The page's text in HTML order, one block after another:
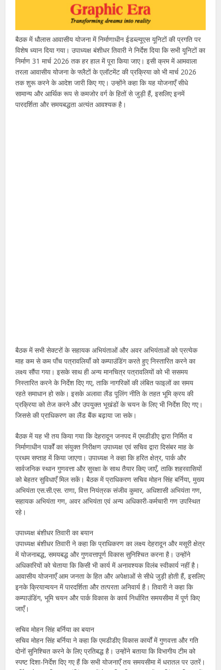
बैठक में धौलास आवासीय योजना में निर्माणाधीन ईडब्ल्यूएस यूनिटों की प्रगति पर
विशेष ध्यान दिया गया। उपाध्यक्ष बंशीधर तिवारी ने निर्देश दिया कि सभी यूनिटों का
निर्माण 31 मार्च 2026 तक हर हाल में पूरा किया जाए। इसी क्रम में आमवाला
तरला आवासीय योजना के फ्लैटों के एलॉटमेंट की प्रक्रिया को भी मार्च 2026
तक शुरू करने के आदेश जारी किए गए। उन्होंने कहा कि यह योजनाएँ सीधे
सामान्य और आर्थिक रूप से कमजोर वर्ग के हितों से जुड़ी हैं, इसलिए इनमें
पारदर्शिता और समयबद्धता अत्यंत आवश्यक है।
बैठक में सभी सेक्टरों के सहायक अभियंताओं और अवर अभियंताओं को प्रत्येक
माह कम से कम पाँच पत्रावलियाँ को कम्पाउंडिंग करते हुए निस्तारित करने का
लक्ष्य सौंपा गया। इसके साथ ही अन्य मानचित्र पत्रावलियों को भी ससमय
निस्तारित करने के निर्देश दिए गए, ताकि नागरिकों की लंबित फाइलों का समय
रहते समाधान हो सके। इसके अलावा लैंड पूलिंग नीति के तहत भूमि क्रय की
प्रक्रिया को तेज करने और उपयुक्त भूखंडों के चयन के लिए भी निर्देश दिए गए।
जिससे की प्राधिकरण का लैंड बैंक बढ़ाया जा सके।
बैठक में यह भी तय किया गया कि देहरादून जनपद में एमडीडीए द्वारा निर्मित व
निर्माणाधीन पार्कों का संयुक्त निरीक्षण उपाध्यक्ष एवं सचिव द्वारा दिसंबर माह के
प्रथम सप्ताह में किया जाएगा। उपाध्यक्ष ने कहा कि हरित क्षेत्र, पार्क और
सार्वजनिक स्थान गुणवत्ता और सुरक्षा के साथ तैयार किए जाएँ, ताकि शहरवासियों
को बेहतर सुविधाएँ मिल सकें। बैठक में प्राधिकरण सचिव मोहन सिंह बर्निया, मुख्य
अभियंता एस.सी.एस. राणा, वित्त नियंत्रक संजीव कुमार, अधिशासी अभियंता गण,
सहायक अभियंता गण, अवर अभियंता एवं अन्य अधिकारी-कर्मचारी गण उपस्थित
रहे।
उपाध्यक्ष बंशीधर तिवारी का बयान
उपाध्यक्ष बंशीधर तिवारी ने कहा कि प्राधिकरण का लक्ष्य देहरादून और मसूरी क्षेत्र
में योजनाबद्ध, समयबद्ध और गुणवत्तापूर्ण विकास सुनिश्चित करना है। उन्होंने
अधिकारियों को चेताया कि किसी भी कार्य में अनावश्यक विलंब स्वीकार्य नहीं है।
आवासीय योजनाएँ आम जनता के हित और अपेक्षाओं से सीधे जुड़ी होती हैं, इसलिए
इनके क्रियान्वयन में पारदर्शिता और तत्परता अनिवार्य है। तिवारी ने कहा कि
कम्पाउंडिंग, भूमि चयन और पार्क विकास के कार्य निर्धारित समयसीमा में पूर्ण किए
जाएँ।
सचिव मोहन सिंह बर्निया का बयान
सचिव मोहन सिंह बर्निया ने कहा कि एमडीडीए विकास कार्यों में गुणवत्ता और गति
दोनों सुनिश्चित करने के लिए प्रतिबद्ध है। उन्होंने बताया कि विभागीय टीम को
स्पष्ट दिशा-निर्देश दिए गए हैं कि सभी योजनाएँ तय समयसीमा में धरातल पर उतरें।